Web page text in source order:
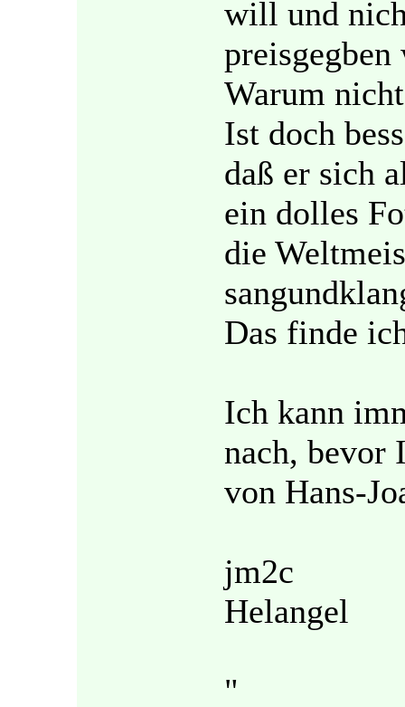
will und
Warum
Ist doch
daß er sich
ein dolles
die
Das finde
Ich kann
nach, bevor
von Hans-
jm2c
Helangel
"